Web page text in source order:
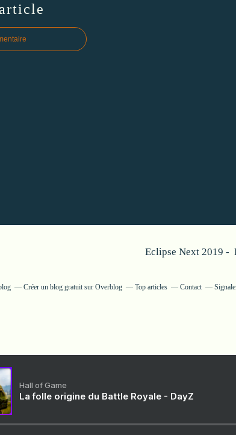
Eclipse Next 2019 -
Créer un blog gratuit sur Overblog Top articles Contact
Hall of Game
La folle origine du Battle Royale - DayZ